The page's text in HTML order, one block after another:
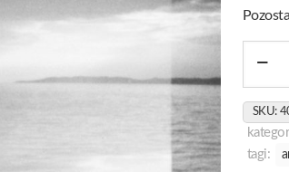
SKU:
tagi: